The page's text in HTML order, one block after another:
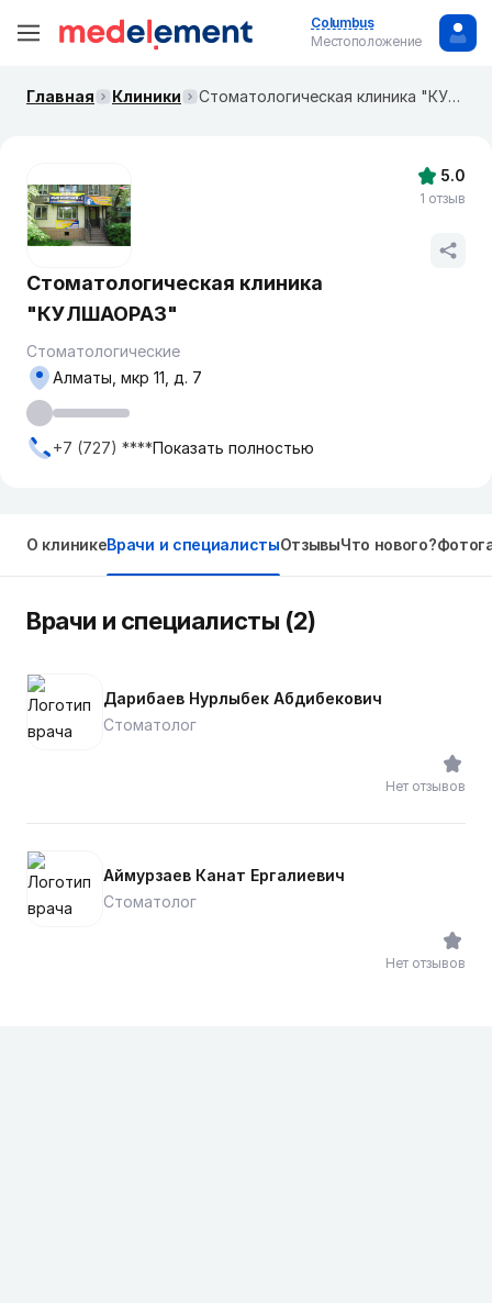
Columbus
Местоположение
Главная Клиники Стоматологическая клиника "КУЛШАОРАЗ"
Стоматологическая клиника
"КУЛШАОРАЗ"
Стоматологические
Алматы, мкр 11, д. 7
+7 (727) ****Показать полностью
5.0
1 отзыв
О клиникеВрачи и специалистыОтзывыЧто нового?
Врачи и специалисты (2)
Дарибаев Нурлыбек Абдибекович
Стоматолог
Нет отзывов
Аймурзаев Канат Ергалиевич
Стоматолог
Нет отзывов